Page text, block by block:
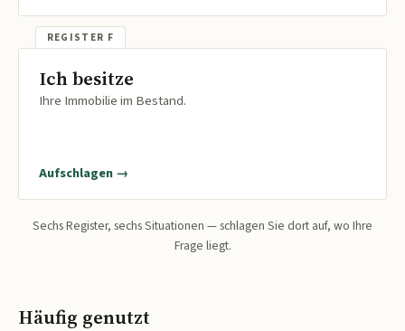
Ich besitze
Ihre Immobilie im Bestand.
Aufschlagen →
Sechs Register, sechs Situationen — schlagen Sie dort auf, wo Ihre
Frage liegt.
Häufig genutzt